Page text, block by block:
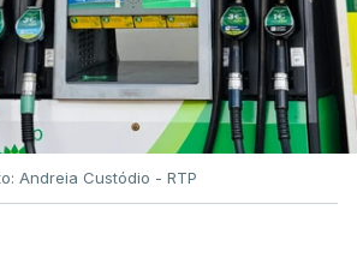
Andreia Custódio - RTP